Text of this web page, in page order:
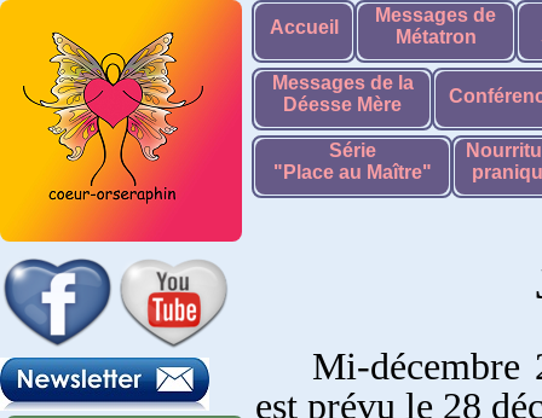
Accueil
Messages de
Métatron
Messages de la
Déesse Mère
Série
"Place au Maître"
Mi-décembre
est prévu le 28